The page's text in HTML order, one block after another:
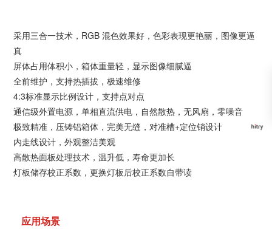
采用三合一技术，RGB 混色效果好，色彩表现更艳丽，图像更逼
真
屏体占用体积小，箱体重量轻，显示图像细腻逼
全前维护，支持热插拔，极速维修
4:3标准显示比例设计，支持点对点
通信级外置电源，单相直流供电，自然散热，无风扇，零噪音
极致精准，压铸铝箱体，完美无缝，对准槽+定位销设计
内走线设计，外观整洁美观
高散热面板处理技术，温升低，寿命更加长
灯板储存校正系数，更换灯板后校正系数自带读
应用场景